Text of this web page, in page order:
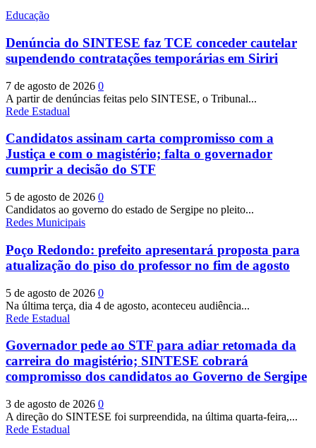
Educação
Denúncia do SINTESE faz TCE conceder cautelar
supendendo contratações temporárias em Siriri
7 de agosto de 2026 0
A partir de denúncias feitas pelo SINTESE, o Tribunal...
Rede Estadual
Candidatos assinam carta compromisso com a
Justiça e com o magistério; falta o governador
cumprir a decisão do STF
5 de agosto de 2026 0
Candidatos ao governo do estado de Sergipe no pleito...
Redes Municipais
Poço Redondo: prefeito apresentará proposta para
atualização do piso do professor no fim de agosto
5 de agosto de 2026 0
Na última terça, dia 4 de agosto, aconteceu audiência...
Rede Estadual
Governador pede ao STF para adiar retomada da
carreira do magistério; SINTESE cobrará
compromisso dos candidatos ao Governo de Sergipe
3 de agosto de 2026 0
A direção do SINTESE foi surpreendida, na última quarta-feira,...
Rede Estadual